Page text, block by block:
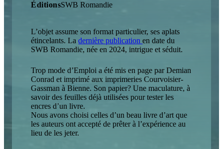
ÉditionsSWB Romandie
L’objet assume son format particulier, ses aplats
étincelants. Ladernière publicationen date du
SWB Romandie, née en 2024, intrigue et séduit.
Trop mode d’Emploi a été mis en page par Demian
Conrad et imprimé aux imprimeries Courvoisier-
Gassman à Bienne. Son papier? Une maculature, à
savoir des feuilles déjà utilisées pour tester les
encres d’un livre.
Nous avons choisi celles d’un beau livre d’art que
les auteurs ont accepté de prêter à l’expérience au
lieu de les jeter.